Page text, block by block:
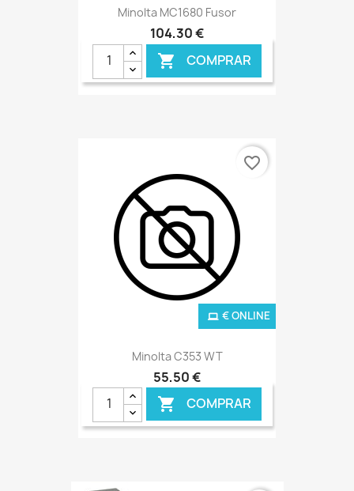
Minolta MC1680 Fusor
104,30 €
 COMPRAR
Minolta C353 WT
55,50 €
 COMPRAR
€ ONLINE
favorite_border